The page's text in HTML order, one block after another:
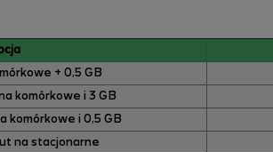
+ 0,5 GB
komórkowe i 3 GB
komórkowe i 0,5 GB
na stacjonarne